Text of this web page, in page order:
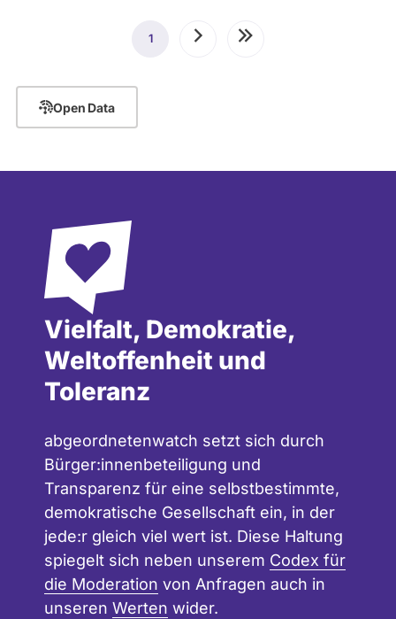
Seitennummerierung
Aktuelle
1 NächsteLetzte
Open Data
Vielfalt, Demokratie,
Weltoffenheit und
Toleranz
abgeordnetenwatch setzt sich durch
Bürger:innenbeteiligung und
Transparenz für eine selbstbestimmte,
demokratische Gesellschaft ein, in der
jede:r gleich viel wert ist. Diese Haltung
spiegelt sich neben unserem Codex für
die Moderation von Anfragen auch in
unseren Werten wider.